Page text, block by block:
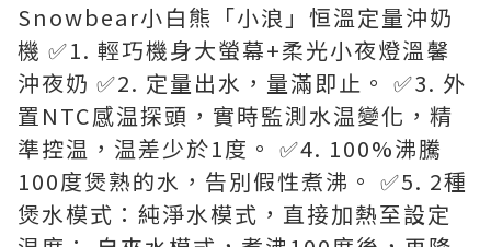
Snowbear小白熊「小浪」恒溫定量沖奶
機 ✅1. 輕巧機身大螢幕+柔光小夜燈溫馨
沖夜奶 ✅2. 定量出水，量滿即止。 ✅3. 外
置NTC感温探頭，實時監測水温變化，精
準控温，温差少於1度。 ✅4. 100%沸騰
100度煲熟的水，告別假性煮沸。 ✅5. 2種
煲水模式：純淨水模式，直接加熱至設定